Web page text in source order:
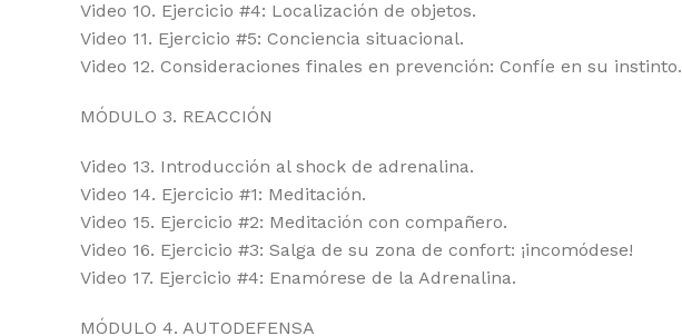
Video 10. Ejercicio #4: Localización de objetos.
Video 11. Ejercicio #5: Conciencia situacional.
Video 12. Consideraciones finales en prevención: Confíe en su instinto.
MÓDULO 3. REACCIÓN
Video 13. Introducción al shock de adrenalina.
Video 14. Ejercicio #1: Meditación.
Video 15. Ejercicio #2: Meditación con compañero.
Video 16. Ejercicio #3: Salga de su zona de confort: ¡incomódese!
Video 17. Ejercicio #4: Enamórese de la Adrenalina.
MÓDULO 4. AUTODEFENSA